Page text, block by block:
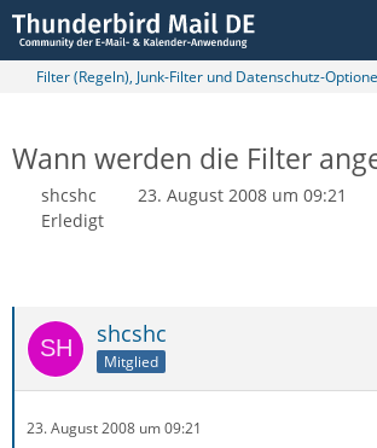
Filter (Regeln), Junk-Filter und Datenschutz-
Wann werden die Filter
shcshc 23. August 2008 um 09:21
Erledigt
shcshc
Mitglied
23. August 2008 um 09:21